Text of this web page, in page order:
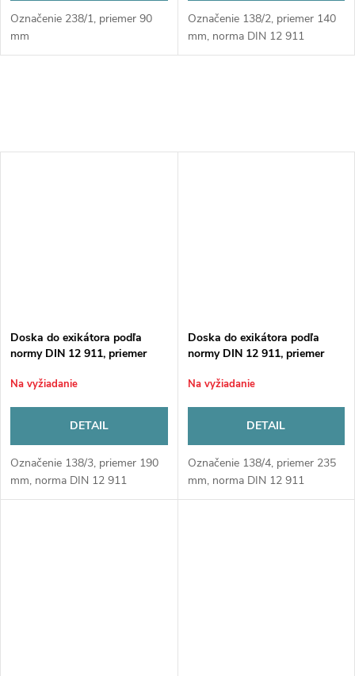
Označenie 238/1, priemer 90
mm
Označenie 138/2, priemer 140
mm, norma DIN 12 911
Doska do exikátora podľa
normy DIN 12 911, priemer
Na vyžiadanie
DETAIL
Označenie 138/3, priemer 190
mm, norma DIN 12 911
Doska do exikátora podľa
normy DIN 12 911, priemer
Na vyžiadanie
DETAIL
Označenie 138/4, priemer 235
mm, norma DIN 12 911